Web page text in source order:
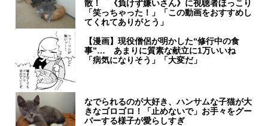
散！ 《負けず嫌いさん》に視聴者ほっこり
「笑っちゃった！」「この動画をおすすめし
てくれてありがとう」
【漫画】現役僧侶が明かした“修行中の食
事”… あまりに質素な献立に1万いいね
「病気になりそう」「大変だ」
なでられるのが大好き、ハンサムな子猫が大
きなゴロゴロ！「止めないで」お手々をグー
パーする様子が愛らしすぎ